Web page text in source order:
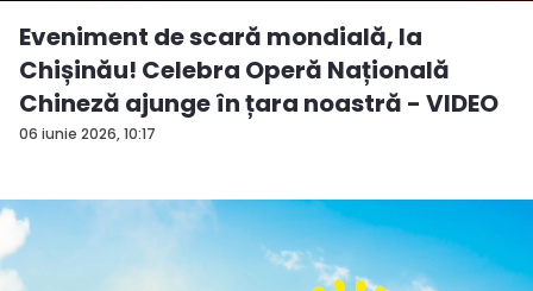
06 iunie 2026, 10:17
Eveniment de scară mondială, la
Chișinău! Celebra Operă Națională
Chineză ajunge în țara noastră - VIDEO